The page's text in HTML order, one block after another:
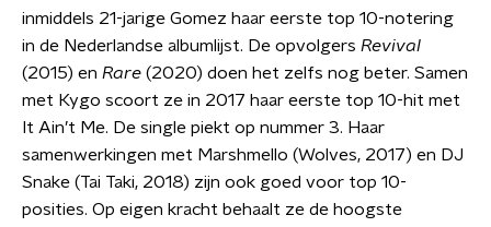
inmiddels 21-jarige Gomez haar eerste top 10-notering
in de Nederlandse albumlijst. De opvolgers Revival
(2015) en Rare (2020) doen het zelfs nog beter. Samen
met Kygo scoort ze in 2017 haar eerste top 10-hit met
It Ain’t Me. De single piekt op nummer 3. Haar
samenwerkingen met Marshmello (Wolves, 2017) en DJ
Snake (Tai Taki, 2018) zijn ook goed voor top 10-
posities. Op eigen kracht behaalt ze de hoogste